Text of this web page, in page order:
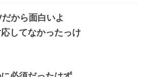
から面白いよ
してなかったっけ